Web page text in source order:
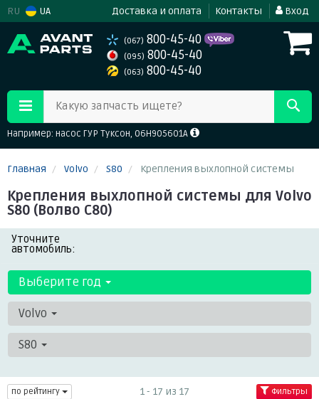
RU UA Доставка и оплата Контакты Вход
(067) 800-45-40
(095) 800-45-40
(063) 800-45-40
Какую запчасть ищете?
Например: насос ГУР Туксон, 06H905601A
Главная Volvo S80 Крепления выхлопной системы
Крепления выхлопной системы для Volvo
S80 (Волво С80)
Уточните
автомобиль:
Выберите год
Volvo
S80
по рейтингу 1 - 17 из 17 Фильтры